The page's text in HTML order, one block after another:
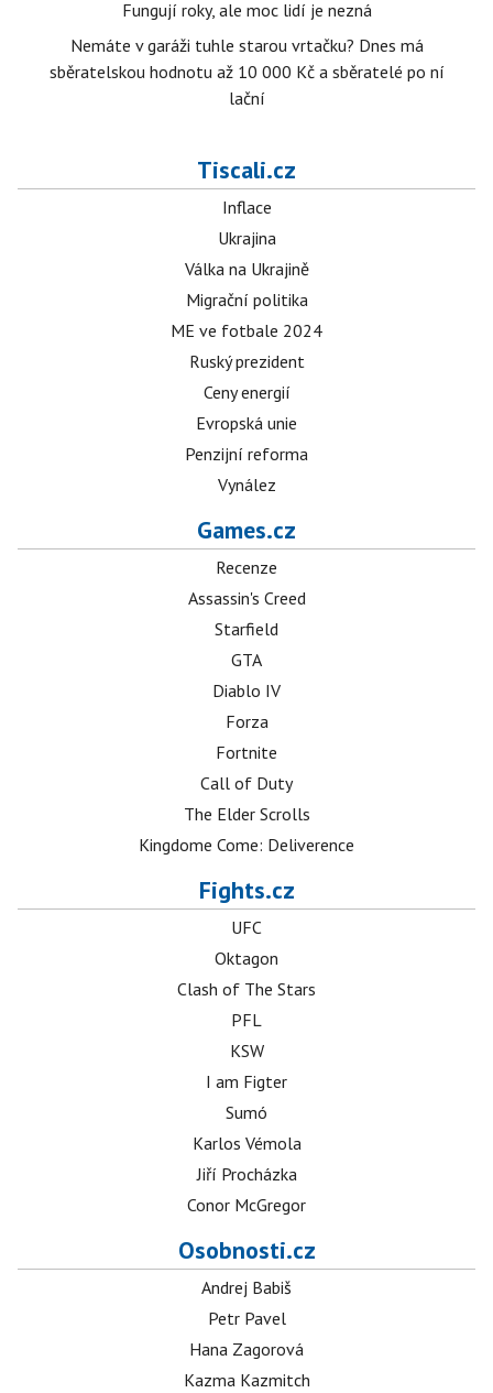
Fungují roky, ale moc lidí je nezná
Nemáte v garáži tuhle starou vrtačku? Dnes má
sběratelskou hodnotu až 10 000 Kč a sběratelé po ní
lační
Tiscali.cz
Inflace
Ukrajina
Válka na Ukrajině
Migrační politika
ME ve fotbale 2024
Ruský prezident
Ceny energií
Evropská unie
Penzijní reforma
Vynález
Games.cz
Recenze
Assassin's Creed
Starfield
GTA
Diablo IV
Forza
Fortnite
Call of Duty
The Elder Scrolls
Kingdome Come: Deliverence
Fights.cz
UFC
Oktagon
Clash of The Stars
PFL
KSW
I am Figter
Sumó
Karlos Vémola
Jiří Procházka
Conor McGregor
Osobnosti.cz
Andrej Babiš
Petr Pavel
Hana Zagorová
Kazma Kazmitch